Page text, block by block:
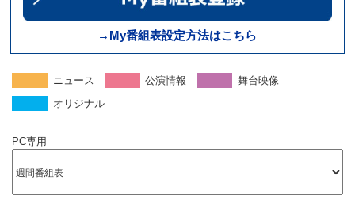
→My番組表設定方法はこちら
ニュース 公演情報
舞台映像
オリジナル
PC専用